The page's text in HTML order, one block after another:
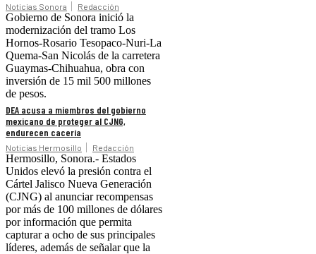
Noticias Sonora Redacción
Gobierno de Sonora inició la
modernización del tramo Los
Hornos-Rosario Tesopaco-Nuri-La
Quema-San Nicolás de la carretera
Guaymas-Chihuahua, obra con
inversión de 15 mil 500 millones
de pesos.
DEA acusa a miembros del gobierno
mexicano de proteger al CJNG,
endurecen cacería
Noticias Hermosillo Redacción
Hermosillo, Sonora.- Estados
Unidos elevó la presión contra el
Cártel Jalisco Nueva Generación
(CJNG) al anunciar recompensas
por más de 100 millones de dólares
por información que permita
capturar a ocho de sus principales
líderes, además de señalar que la